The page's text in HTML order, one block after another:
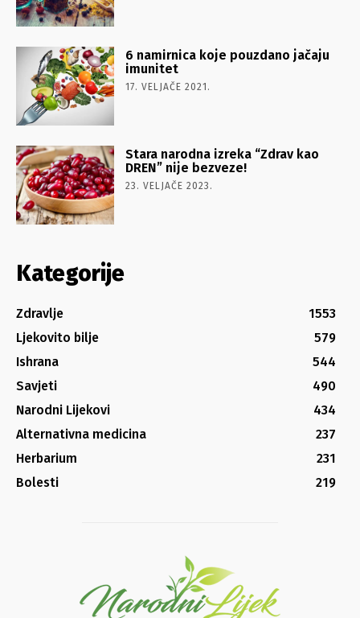
6 namirnica koje pouzdano jačaju
imunitet
17. VELJAČE 2021.
Stara narodna izreka “Zdrav kao
DREN” nije bezveze!
23. VELJAČE 2023.
Kategorije
Zdravlje
1553
Ljekovito bilje
579
Ishrana
544
Savjeti
490
Narodni Lijekovi
434
Alternativna medicina
237
Herbarium
231
Bolesti
219